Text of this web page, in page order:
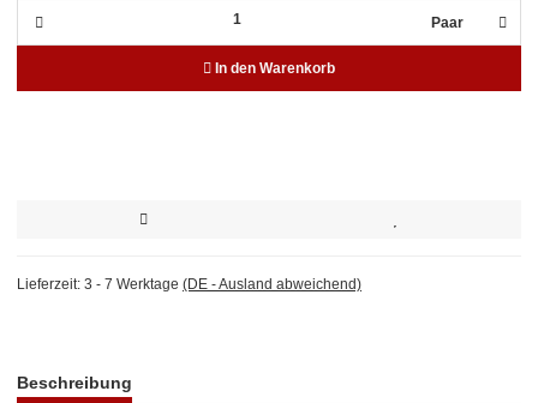
Paar
In den Warenkorb
Lieferzeit: 3 - 7 Werktage (DE - Ausland abweichend)
Beschreibung